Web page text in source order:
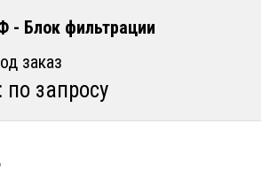
И ОПЛАТА
- Блок фильтрации
заказ
по запросу